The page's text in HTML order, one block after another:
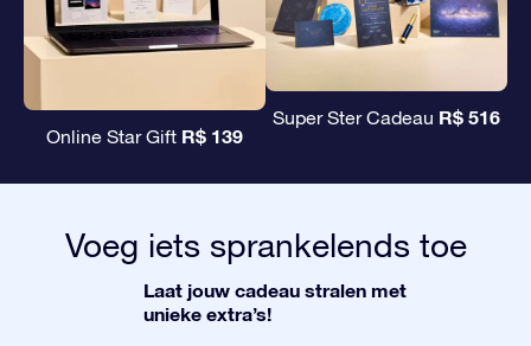
Online Star Gift R$ 139
Super Ster Cadeau R$ 516
Voeg iets sprankelends toe
Laat jouw cadeau stralen met
unieke extra’s!